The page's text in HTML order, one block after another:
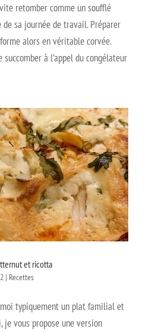
retomber comme un soufflé
de sa journée de travail. Préparer
alors en véritable corvée.
à l’appel du congélateur
et ricotta
| Recettes
typiquement un plat familial et
je vous propose une version